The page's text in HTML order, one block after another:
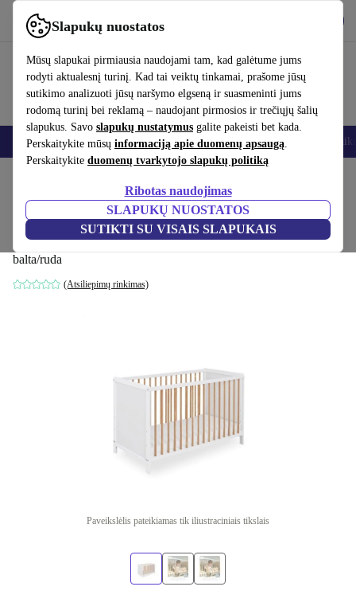
Slapukų nuostatos
Mūsų slapukai pirmiausia naudojami tam, kad galėtume jums
rodyti aktualesnį turinį. Kad tai veiktų tinkamai, prašome jūsų
sutikimo analizuoti jūsų naršymo elgseną ir suasmeninti jums
rodomą turinį bei reklamą – naudojant pirmosios ir trečiųjų šalių
slapukus. Savo slapukų nustatymus galite pakeisti bet kada.
Perskaitykite mūsų informaciją apie duomenų apsaugą.
Perskaitykite duomenų tvarkytojo slapukų politiką
Ribotas naudojimas
SLAPUKŲ NUOSTATOS
SUTIKTI SU VISAIS SLAPUKAIS
Naudok refurbed greitai ir paprastai
Išmanieji telefonai Nešiojamieji kompiuteriai Planšetės Išmanieji
Kindsgard vaikiška lovelė godnat 60 x 120
cm
balta/ruda
(Atsiliepimų rinkimas)
Paveikslėlis pateikiamas tik iliustraciniais tikslais